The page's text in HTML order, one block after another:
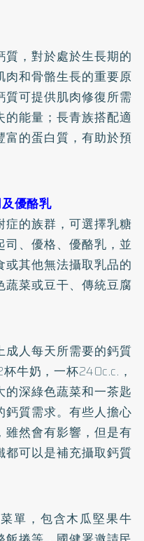
，對於處於生長期的
肉和骨骼生長的重要原
質可提供肌肉修復所需
的能量；長青族搭配適
富的蛋白質，有助於預
優酪乳
症的族群，可選擇乳糖
司、優格、優酪乳，並
其他無法攝取乳品的
蔬菜或豆干、傳統豆腐
成人每天所需要的鈣質
牛奶，一杯240c.c.，
的深綠色蔬菜和一茶匙
鈣質需求。有些人擔心
雖然會有影響，但是有
都可以是補充攝取鈣質
單，包含木瓜堅果牛